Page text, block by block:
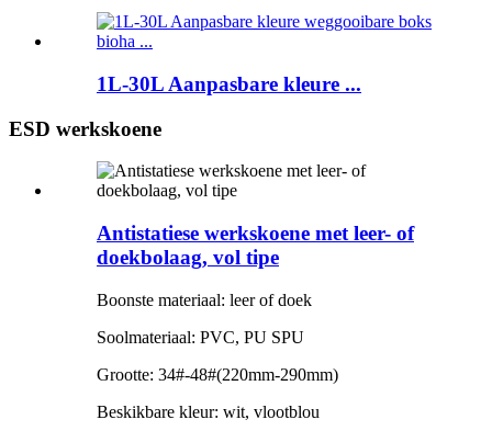
1L-30L Aanpasbare kleure ...
ESD werkskoene
Antistatiese werkskoene met leer- of
doekbolaag, vol tipe
Boonste materiaal: leer of doek
Soolmateriaal: PVC, PU SPU
Grootte: 34#-48#(220mm-290mm)
Beskikbare kleur: wit, vlootblou